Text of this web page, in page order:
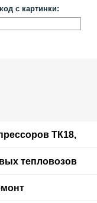
с картинки:
ТК18,
тепловозов